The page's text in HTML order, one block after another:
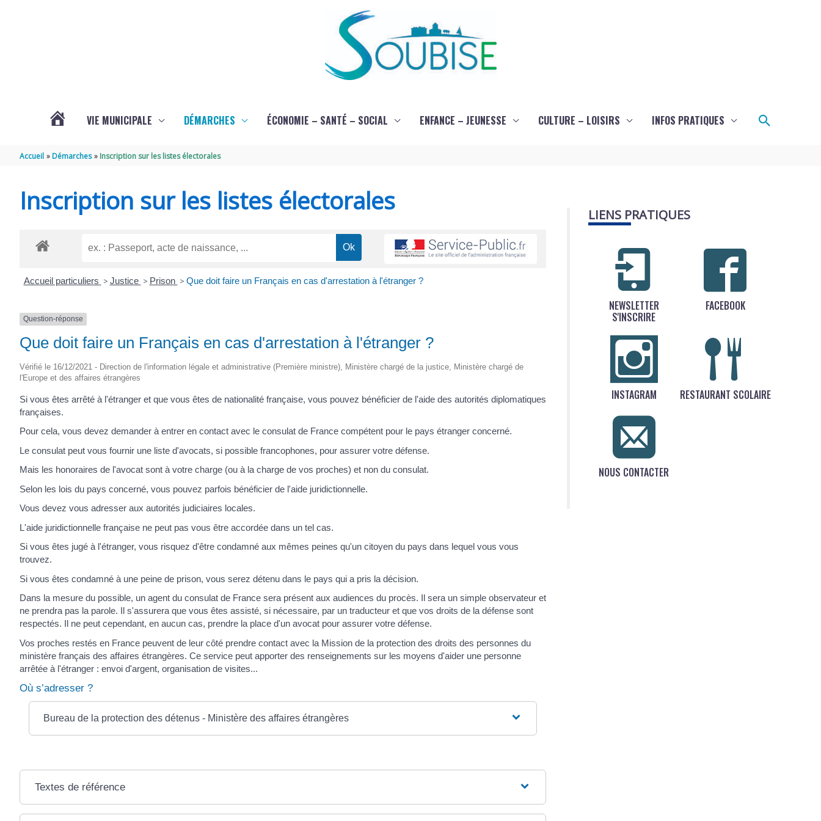
SOUBISE
VIE MUNICIPALE DÉMARCHES ÉCONOMIE – SANTÉ – SOCIAL ENFANCE – JEUNESSE CULTURE – LOISIRS INFOS PRATIQUES
Accueil Démarches Inscription sur les listes électorales
Inscription sur les listes électorales
Accueil particuliers > Justice > Prison > Que doit faire un Français en cas d'arrestation à l'étranger ?
Question-réponse
Que doit faire un Français en cas d'arrestation à l'étranger ?
Vérifié le 16/12/2021 - Direction de l'information légale et administrative (Première ministre), Ministère chargé de la justice, Ministère chargé de
l'Europe et des affaires étrangères
Si vous êtes arrêté à l'étranger et que vous êtes de nationalité française, vous pouvez bénéficier de l'aide des autorités diplomatiques
françaises.
Pour cela, vous devez demander à entrer en contact avec le consulat de France compétent pour le pays étranger concerné.
Le consulat peut vous fournir une liste d'avocats, si possible francophones, pour assurer votre défense.
Mais les honoraires de l'avocat sont à votre charge (ou à la charge de vos proches) et non du consulat.
Selon les lois du pays concerné, vous pouvez parfois bénéficier de l'aide juridictionnelle.
Vous devez vous adresser aux autorités judiciaires locales.
L'aide juridictionnelle française ne peut pas vous être accordée dans un tel cas.
Si vous êtes jugé à l'étranger, vous risquez d'être condamné aux mêmes peines qu'un citoyen du pays dans lequel vous vous
trouvez.
Si vous êtes condamné à une peine de prison, vous serez détenu dans le pays qui a pris la décision.
Dans la mesure du possible, un agent du consulat de France sera présent aux audiences du procès. Il sera un simple observateur et
ne prendra pas la parole. Il s'assurera que vous êtes assisté, si nécessaire, par un traducteur et que vos droits de la défense sont
respectés. Il ne peut cependant, en aucun cas, prendre la place d'un avocat pour assurer votre défense.
Vos proches restés en France peuvent de leur côté prendre contact avec la Mission de la protection des droits des personnes du
ministère français des affaires étrangères. Ce service peut apporter des renseignements sur les moyens d'aider une personne
arrêtée à l'étranger : envoi d'argent, organisation de visites...
Où s’adresser ?
Bureau de la protection des détenus - Ministère des affaires étrangères
Textes de référence
LIENS PRATIQUES
NEWSLETTER
S'INSCRIRE
FACEBOOK
INSTAGRAM RESTAURANT SCOLAIRE
NOUS CONTACTER